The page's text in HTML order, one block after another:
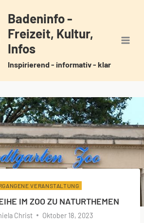
Badeninfo -
Freizeit, Kultur,
Infos
Inspirierend - informativ - klar
VERANSTALTUNG
IM ZOO ZU NATURTHEMEN
Christ Oktober 18, 2023